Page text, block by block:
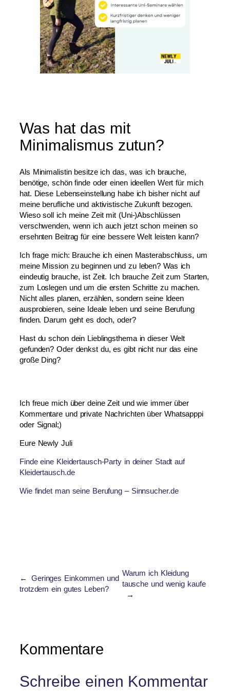
Was hat das mit
Minimalismus zutun?
Als Minimalistin besitze ich das, was ich brauche,
benötige, schön finde oder einen ideellen Wert für mich
hat. Diese Lebenseinstellung habe ich bisher nicht auf
meine berufliche und aktivistische Zukunft bezogen.
Wieso soll ich meine Zeit mit (Uni-)Abschlüssen
verschwenden, wenn ich auch jetzt schon meinen so
ersehnten Beitrag für eine bessere Welt leisten kann?
Ich frage mich: Brauche ich einen Masterabschluss, um
meine Mission zu beginnen und zu leben? Was ich
eindeutig brauche, ist Zeit. Ich brauche Zeit zum Starten,
zum Loslegen und um die ersten Schritte zu machen.
Nicht alles planen, erzählen, sondern seine Ideen
ausprobieren, seine Ideale leben und seine Berufung
finden. Darum geht es doch, oder?
Hast du schon dein Lieblingsthema in dieser Welt
gefunden? Oder denkst du, es gibt nicht nur das eine
große Ding?
Ich freue mich über deine Zeit und wie immer über
Kommentare und private Nachrichten über Whatsapppi
oder Signal;)
Eure Newly Juli
Finde eine Kleidertausch-Party in deiner Stadt auf
Kleidertausch.de
Wie findet man seine Berufung – Sinnsucher.de
←
Geringes Einkommen und
trotzdem ein gutes Leben?
Warum ich Kleidung
tausche und wenig kaufe
→
Kommentare
Schreibe einen Kommentar